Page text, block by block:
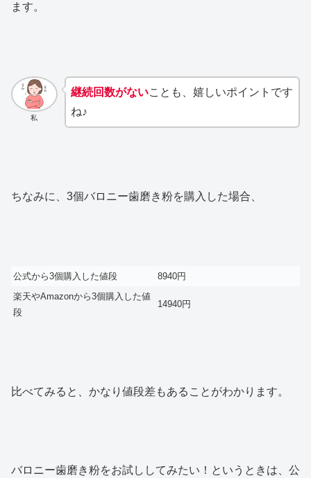
ます。
私
継続回数がないことも、嬉しいポイントです
ね♪
ちなみに、3個バロニー歯磨き粉を購入した場合、
公式から3個購入した値段
8940円
楽天やAmazonから3個購入した値
段
14940円
比べてみると、かなり値段差もあることがわかります。
バロニー歯磨き粉をお試ししてみたい！というときは、公